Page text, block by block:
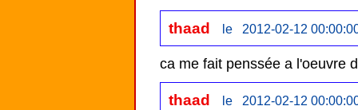
thaad le 2012-02-12
thaad le 2012-02-12